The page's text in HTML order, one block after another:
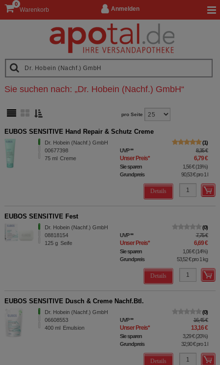
Anmelden
Warenkorb
0
Sie suchen nach: „Dr. Hobein (Nachf.) GmbH“
pro Seite
EUBOS SENSITIVE Hand Repair & Schutz Creme
Dr. Hobein (Nachf.) GmbH
00677398
75 ml Creme
1
UVP** 8,35 €
Unser Preis* 6,79 €
Sie sparen 1,56 €(19%)
Grundpreis
90,53 €pro 1 l
Details
EUBOS SENSITIVE Fest
Dr. Hobein (Nachf.) GmbH
08818154
125 g Seife
0
UVP** 7,75 €
Unser Preis* 6,69 €
Sie sparen 1,06 €(14%)
Grundpreis
53,52 €pro 1 kg
Details
EUBOS SENSITIVE Dusch & Creme Nachf.Btl.
Dr. Hobein (Nachf.) GmbH
06608553
400 ml Emulsion
0
UVP** 16,45 €
Unser Preis* 13,16 €
Sie sparen 3,29 €(20%)
Grundpreis
32,90 €pro 1 l
Details